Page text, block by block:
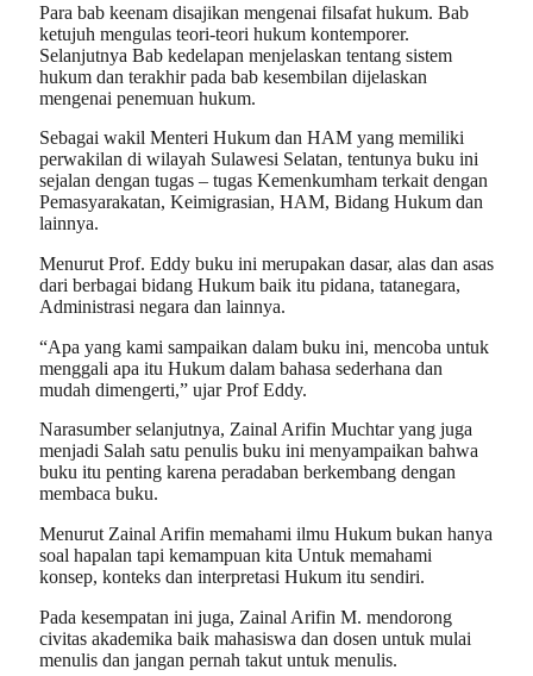
Para bab keenam disajikan mengenai filsafat hukum. Bab
ketujuh mengulas teori-teori hukum kontemporer.
Selanjutnya Bab kedelapan menjelaskan tentang sistem
hukum dan terakhir pada bab kesembilan dijelaskan
mengenai penemuan hukum.
Sebagai wakil Menteri Hukum dan HAM yang memiliki
perwakilan di wilayah Sulawesi Selatan, tentunya buku ini
sejalan dengan tugas – tugas Kemenkumham terkait dengan
Pemasyarakatan, Keimigrasian, HAM, Bidang Hukum dan
lainnya.
Menurut Prof. Eddy buku ini merupakan dasar, alas dan asas
dari berbagai bidang Hukum baik itu pidana, tatanegara,
Administrasi negara dan lainnya.
“Apa yang kami sampaikan dalam buku ini, mencoba untuk
menggali apa itu Hukum dalam bahasa sederhana dan
mudah dimengerti,” ujar Prof Eddy.
Narasumber selanjutnya, Zainal Arifin Muchtar yang juga
menjadi Salah satu penulis buku ini menyampaikan bahwa
buku itu penting karena peradaban berkembang dengan
membaca buku.
Menurut Zainal Arifin memahami ilmu Hukum bukan hanya
soal hapalan tapi kemampuan kita Untuk memahami
konsep, konteks dan interpretasi Hukum itu sendiri.
Pada kesempatan ini juga, Zainal Arifin M. mendorong
civitas akademika baik mahasiswa dan dosen untuk mulai
menulis dan jangan pernah takut untuk menulis.